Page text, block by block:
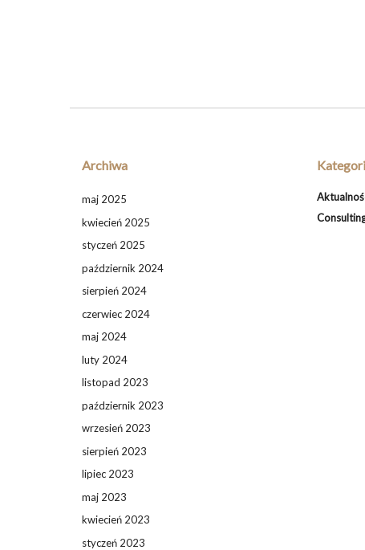
Archiwa
maj 2025
kwiecień 2025
styczeń 2025
październik 2024
sierpień 2024
czerwiec 2024
maj 2024
luty 2024
listopad 2023
październik 2023
wrzesień 2023
sierpień 2023
lipiec 2023
maj 2023
kwiecień 2023
styczeń 2023